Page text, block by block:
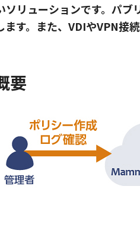
ソリューションです。パ
す。また、VDIやVPN接
要